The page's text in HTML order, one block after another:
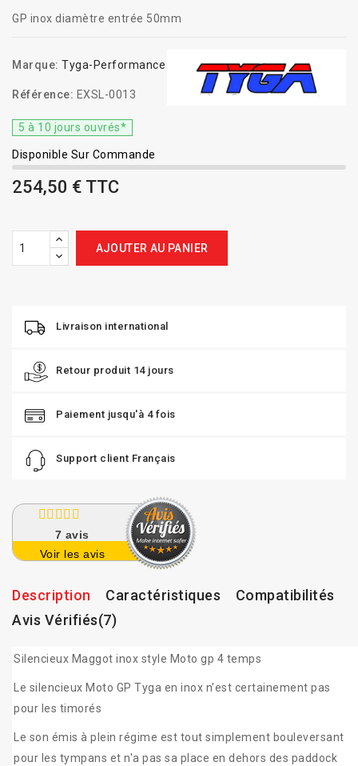
GP inox diamètre entrée 50mm
Marque: Tyga-Performance
Référence: EXSL-0013
5 à 10 jours ouvrés*
Disponible Sur Commande
254,50 € TTC
AJOUTER AU PANIER
Livraison international
Retour produit 14 jours
Paiement jusqu'à 4 fois
Support client Français
7 avis
Voir les avis
Description Caractéristiques
Compatibilités
Avis Vérifiés(7)
Silencieux Maggot inox style Moto gp 4 temps
Le silencieux Moto GP Tyga en inox n'est certainement pas
pour les timorés
Le son émis à plein régime est tout simplement bouleversant
pour les tympans et n'a pas sa place en dehors des paddock